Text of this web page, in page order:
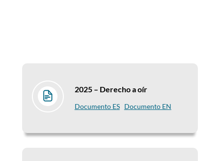
2025 – Derecho a oír
Documento ES Documento EN